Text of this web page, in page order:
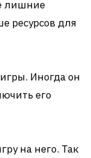
лишние
ресурсов для
Иногда он
его
на него. Так